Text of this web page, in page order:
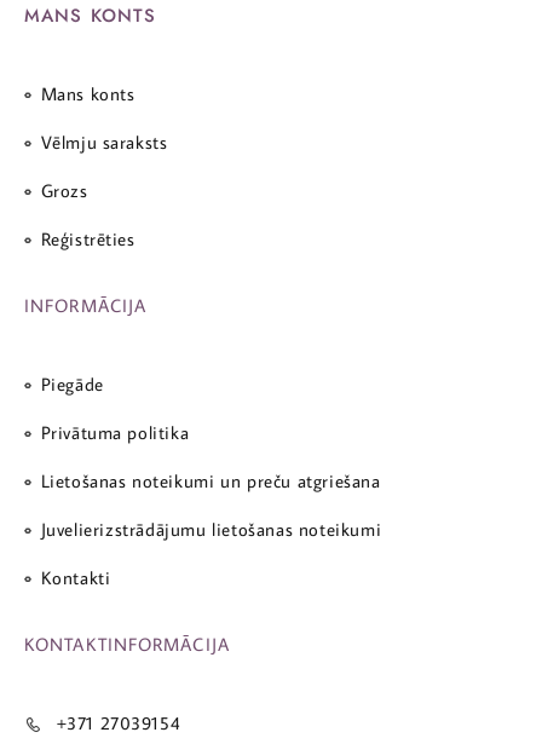
MANS KONTS
Mans konts
Vēlmju saraksts
Grozs
Reģistrēties
INFORMĀCIJA
Piegāde
Privātuma politika
Lietošanas noteikumi un preču atgriešana
Juvelierizstrādājumu lietošanas noteikumi
Kontakti
KONTAKTINFORMĀCIJA
+371 27039154